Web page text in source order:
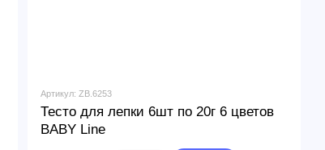
Артикул: ZB.6253
Тесто для лепки 6шт по 20г 6 цветов
BABY Line